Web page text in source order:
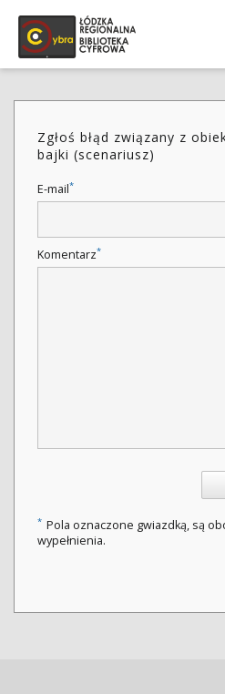
Zgłoś błąd związany z
bajki (scenariusz)
E-mail*
Komentarz*
* Pola oznaczone gwiazdką, są
wypełnienia.